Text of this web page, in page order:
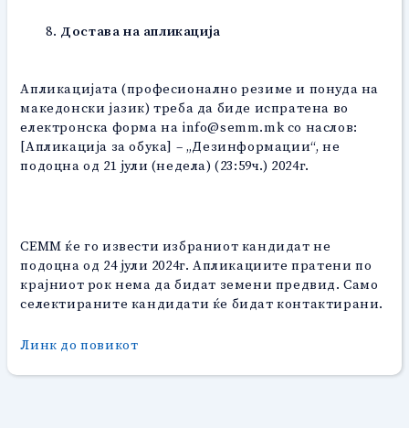
Достава на апликација
Апликацијата (професионално резиме и понуда на
македонски јазик) треба да биде испратена во
електронска форма на info@semm.mk со наслов:
[Апликација за обука] – „Дезинформации“, не
подоцна од 21 јули (недела) (23:59ч.) 2024г.
СЕММ ќе го извести избраниот кандидат не
подоцна од 24 јули 2024г. Апликациите пратени по
крајниот рок нема да бидат земени предвид. Само
селектираните кандидати ќе бидат контактирани.
Линк до повикот